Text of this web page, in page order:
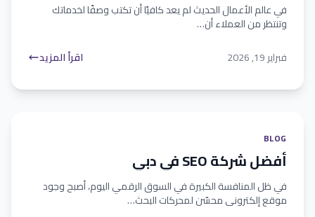
في عالم الأعمال الحديث لم يعد كافيًا أن تكتب وصفًا لخدماتك
وتنتظر من العملاء أن…
فبراير 19, 2026
اقرأ المزيد
BLOG
أفضل شركة SEO في دبي
في ظل المنافسة الكبيرة في السوق الرقمي اليوم، أصبح وجود
موقع إلكتروني محسّن لمحركات البحث…